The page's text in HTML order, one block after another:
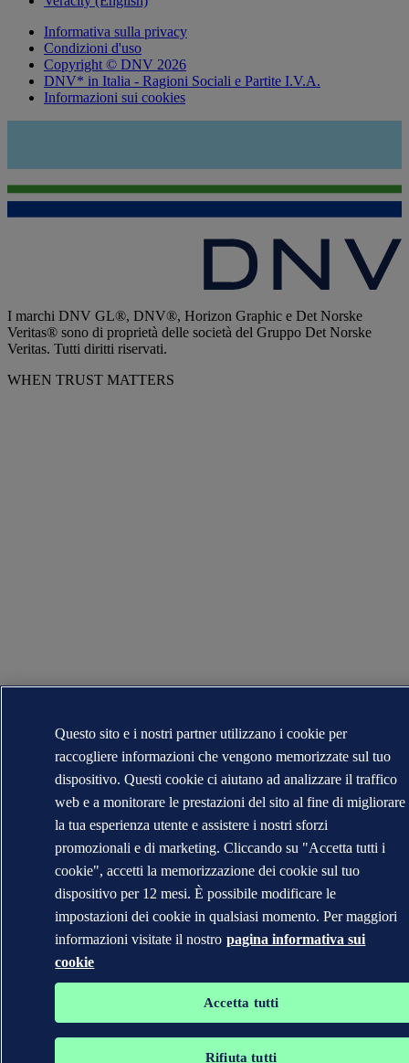
Informativa sulla privacy
Condizioni d'uso
Copyright © DNV 2026
DNV* in Italia - Ragioni Sociali e Partite I.V.A.
Informazioni sui cookies
I marchi DNV GL®, DNV®, Horizon Graphic e Det Norske
Veritas® sono di proprietà delle società del Gruppo Det Norske
Veritas. Tutti diritti riservati.
WHEN TRUST MATTERS
Questo sito e i nostri partner utilizzano i cookie per
raccogliere informazioni che vengono memorizzate sul tuo
dispositivo. Questi cookie ci aiutano ad analizzare il traffico
web e a monitorare le prestazioni del sito al fine di migliorare
la tua esperienza utente e assistere i nostri sforzi
promozionali e di marketing. Cliccando su "Accetta tutti i
cookie", accetti la memorizzazione dei cookie sul tuo
dispositivo per 12 mesi. È possibile modificare le
impostazioni dei cookie in qualsiasi momento. Per maggiori
informazioni visitate il nostro pagina informativa sui
cookie
Accetta tutti
Rifiuta tutti